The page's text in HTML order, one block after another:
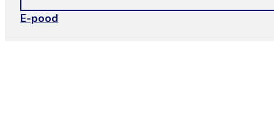
E-pood